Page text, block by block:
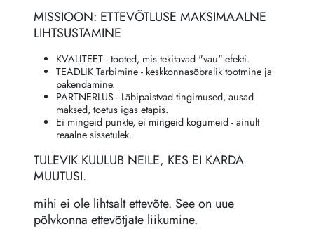
MISSIOON: ETTEVÕTLUSE MAKSIMAALNE
LIHTSUSTAMINE
KVALITEET - tooted, mis tekitavad "vau"-efekti.
TEADLIK Tarbimine - keskkonnasõbralik tootmine ja
pakendamine.
PARTNERLUS - Läbipaistvad tingimused, ausad
maksed, toetus igas etapis.
Ei mingeid punkte, ei mingeid kogumeid - ainult
reaalne sissetulek.
TULEVIK KUULUB NEILE, KES EI KARDA
MUUTUSI.
mihi ei ole lihtsalt ettevõte. See on uue
põlvkonna ettevõtjate liikumine.